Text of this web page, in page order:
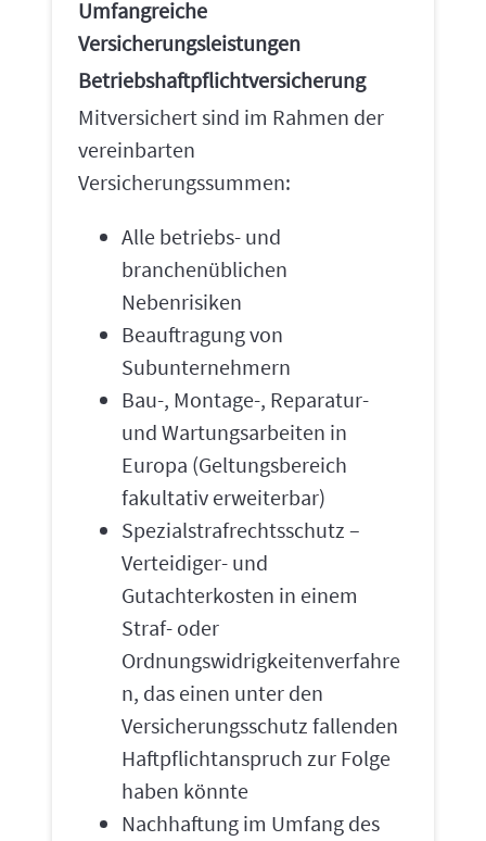
Umfangreiche
Versicherungsleistungen
Betriebshaftpflichtversicherung
Mitversichert sind im Rahmen der
vereinbarten
Versicherungssummen:
Alle betriebs- und
branchenüblichen
Nebenrisiken
Beauftragung von
Subunternehmern
Bau-, Montage-, Reparatur-
und Wartungsarbeiten in
Europa (Geltungsbereich
fakultativ erweiterbar)
Spezialstrafrechtsschutz –
Verteidiger- und
Gutachterkosten in einem
Straf- oder
Ordnungswidrigkeitenverfahre
n, das einen unter den
Versicherungsschutz fallenden
Haftpflichtanspruch zur Folge
haben könnte
Nachhaftung im Umfang des